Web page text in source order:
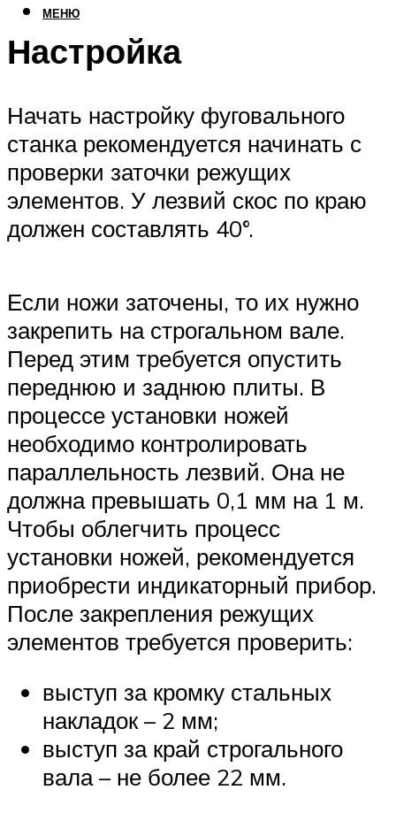
МЕНЮ
Настройка
Начать настройку фуговального
станка рекомендуется начинать с
проверки заточки режущих
элементов. У лезвий скос по краю
должен составлять 40°.
Если ножи заточены, то их нужно
закрепить на строгальном вале.
Перед этим требуется опустить
переднюю и заднюю плиты. В
процессе установки ножей
необходимо контролировать
параллельность лезвий. Она не
должна превышать 0,1 мм на 1 м.
Чтобы облегчить процесс
установки ножей, рекомендуется
приобрести индикаторный прибор.
После закрепления режущих
элементов требуется проверить:
выступ за кромку стальных
накладок – 2 мм;
выступ за край строгального
вала – не более 22 мм.